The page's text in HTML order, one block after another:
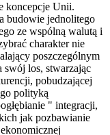
koncepcje Unii.
budowie jednolitego
ze wspólną walutą i
charakter nie
poszczególnym
swój los, stwarzając
pobudzającej
polityką
" integracji,
jak pozbawianie